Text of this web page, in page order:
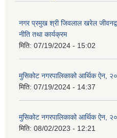
नगर प्रमुख श्री जिवलाल खरेल
नीति तथा कार्यक्रम
मिति: 07/19/2024 - 15:02
मुसिकोट नगरपालिकाको आर्थिक ऐन,
मिति: 07/19/2024 - 14:37
मुसिकोट नगरपालिकाको आर्थिक ऐन,
मिति: 08/02/2023 - 12:21